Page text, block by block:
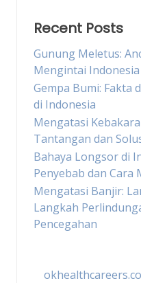
Recent Posts
Gunung Meletus:
Mengintai Indonesia
Gempa Bumi: Fakta
di Indonesia
Mengatasi
Tantangan dan
Bahaya Longsor di
Penyebab dan Cara
Mengatasi Banjir:
Langkah
Pencegahan